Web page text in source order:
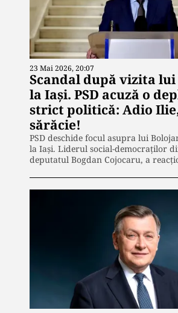
23 Mai 2026, 20:07
Scandal după vizita
la Iași. PSD acuză o
strict politică: Adio
sărăcie!
PSD deschide focul asupra lui
la Iași. Liderul social-democraților
deputatul Bogdan Cojocaru, a